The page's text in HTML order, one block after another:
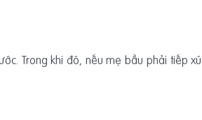
Trong khi đó, nếu mẹ bầu phải tiếp